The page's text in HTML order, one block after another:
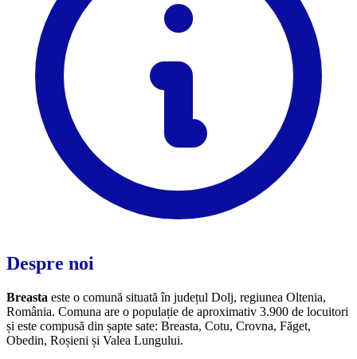
Despre noi
Breasta este o comună situată în județul Dolj, regiunea Oltenia,
România. Comuna are o populație de aproximativ 3.900 de locuitori
și este compusă din șapte sate: Breasta, Cotu, Crovna, Făget,
Obedin, Roșieni și Valea Lungului.